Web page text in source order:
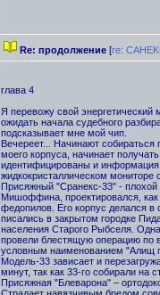
Re: продолжение [re:
глава 4
Я перевожу свой
ожидать начала судебного
подсказывает мне мой чип.
Вечереет... Начинают
моего корпуса, начинает
идентифицированы и
жидкокристаллическом мониторе
Присяжный "Сранекс-33" - плохой
Мишоффина, проектировался, как
федопилов. Его корпус делался в
писались в закрытом городке
населения Старого Рыбселя.
провели блестящую операцию по
условным наименованием "Алищ
Модель-33 зависает и
минут, так как 33-го собирали на
Присяжная "Блеварона" –